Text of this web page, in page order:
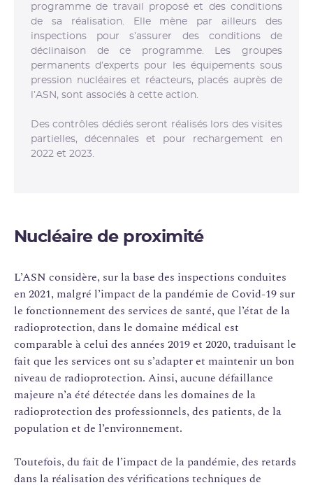
programme de travail proposé et des conditions
de sa réalisation. Elle mène par ailleurs des
inspections pour s’assurer des conditions de
déclinaison de ce programme. Les groupes
permanents d’experts pour les équipements sous
pression nucléaires et réacteurs, placés auprès de
l’ASN, sont associés à cette action.
Des contrôles dédiés seront réalisés lors des visites
partielles, décennales et pour rechargement en
2022 et 2023.
Nucléaire de proximité
L’ASN considère, sur la base des inspections conduites
en 2021, malgré l’impact de la pandémie de Covid-19 sur
le fonctionnement des services de santé, que l’état de la
radioprotection, dans le domaine médical est
comparable à celui des années 2019 et 2020, traduisant le
fait que les services ont su s’adapter et maintenir un bon
niveau de radioprotection. Ainsi, aucune défaillance
majeure n’a été détectée dans les domaines de la
radioprotection des professionnels, des patients, de la
population et de l’environnement.
Toutefois, du fait de l’impact de la pandémie, des retards
dans la réalisation des vérifications techniques de